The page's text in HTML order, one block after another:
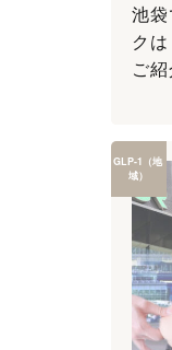
池
ク
ご
GLP-1（地
域）